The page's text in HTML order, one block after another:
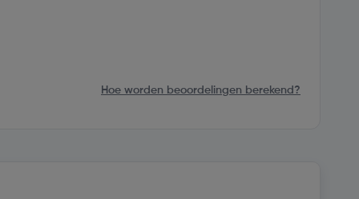
Hoe worden beoordelingen berekend?